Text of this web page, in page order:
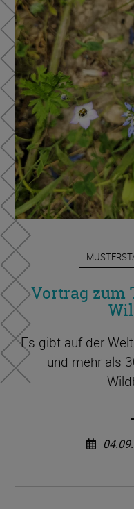
Vortrag zum
Es gibt auf der
und mehr als